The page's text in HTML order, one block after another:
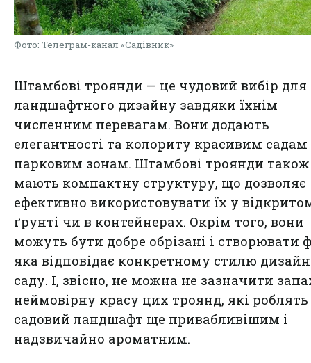
Фото: Телеграм-канал «Садівник»
Штамбові троянди — це чудовий вибір для
ландшафтного дизайну завдяки їхнім
численним перевагам. Вони додають
елегантності та колориту красивим садам
парковим зонам. Штамбові троянди також
мають компактну структуру, що дозволяє
ефективно використовувати їх у
ґрунті чи в контейнерах. Окрім того, вони
можуть бути добре обрізані і створювати
яка відповідає конкретному стилю
саду. І, звісно, не можна не зазначити
неймовірну красу цих троянд, які роблять
садовий ландшафт ще привабливішим і
надзвичайно ароматним.